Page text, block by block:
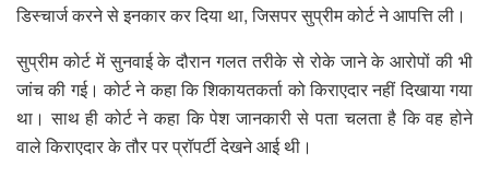
डिस्चार्ज करने से इनकार कर दिया था, जिसपर सुप्रीम कोर्ट ने आपत्ति ली।
सुप्रीम कोर्ट में सुनवाई के दौरान गलत तरीके से रोके जाने के आरोपों की भी
जांच की गई। कोर्ट ने कहा कि शिकायतकर्ता को किराएदार नहीं दिखाया गया
था। साथ ही कोर्ट ने कहा कि पेश जानकारी से पता चलता है कि वह होने
वाले किराएदार के तौर पर प्रॉपर्टी देखने आई थी।